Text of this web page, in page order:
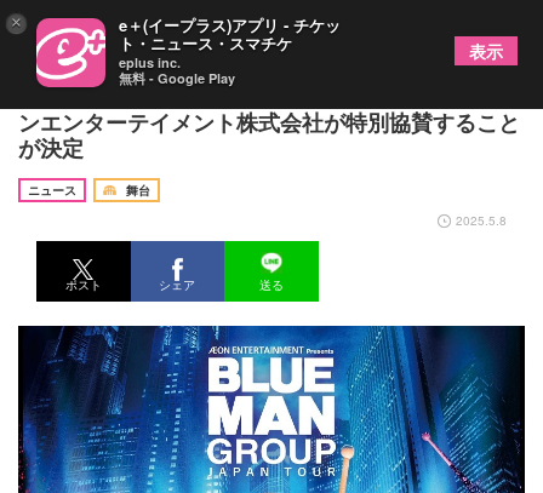
『ブルーマングループジャパンツアー2025』にイオ
ンエンターテイメント株式会社が特別協賛すること
が決定
ニュース
舞台
2025.5.8
ポスト シェア 送る
× e＋(イープラス)アプリ - チケッ
ト・ニュース・スマチケ
eplus inc.
無料 - Google Play
表示